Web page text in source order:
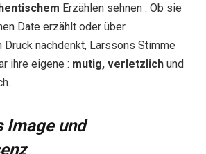
Erzählen sehnen . Ob sie
Date erzählt oder über
nachdenkt, Larssons Stimme
ihre eigene : mutig, verletzlich und
Image und